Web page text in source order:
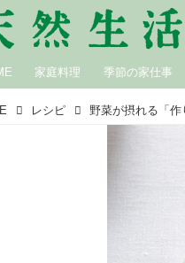
家庭料理 季節の家仕事
レシピ